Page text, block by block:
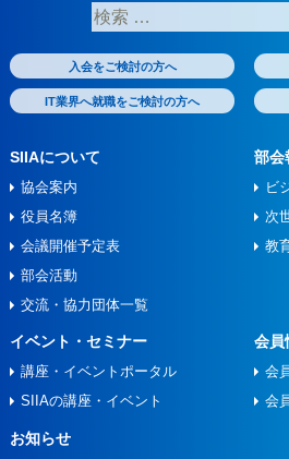
入会をご検討の方へ
IT業界へ就職をご検討の方へ
SIIAについて
協会案内
役員名簿
会議開催予定表
部会活動
交流・協力団体一覧
部会
ビ
次
教
イベント・セミナー
講座・イベントポータル
SIIAの講座・イベント
会員
会
会
お知らせ